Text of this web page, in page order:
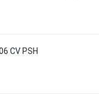
CV PSH